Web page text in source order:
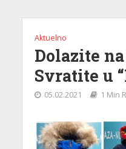
Aktuelno
Dolazite
Svratite u
05.02.2021 1 Min